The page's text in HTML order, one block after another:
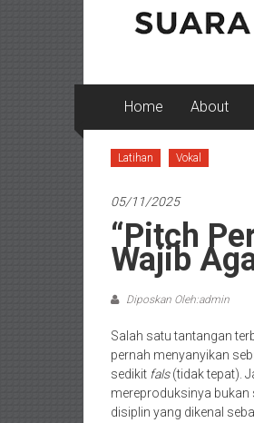
Home About
Latihan Vokal
05/11/2025
“Pitch
Wajib
Diposkan Oleh:admin
Salah satu tantangan
pernah menyanyikan
sedikit fals(tidak tepat).
mereproduksinya bukan
disiplin yang dikenal